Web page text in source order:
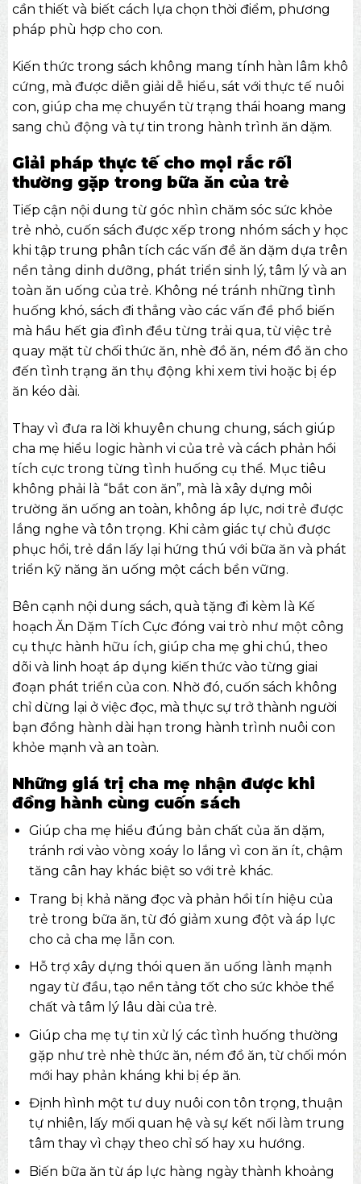
cần thiết và biết cách lựa chọn thời điểm, phương
pháp phù hợp cho con.
Kiến thức trong sách không mang tính hàn lâm khô
cứng, mà được diễn giải dễ hiểu, sát với thực tế nuôi
con, giúp cha mẹ chuyển từ trạng thái hoang mang
sang chủ động và tự tin trong hành trình ăn dặm.
Giải pháp thực tế cho mọi rắc rối
thường gặp trong bữa ăn của trẻ
Tiếp cận nội dung từ góc nhìn chăm sóc sức khỏe
trẻ nhỏ, cuốn sách được xếp trong nhóm sách y học
khi tập trung phân tích các vấn đề ăn dặm dựa trên
nền tảng dinh dưỡng, phát triển sinh lý, tâm lý và an
toàn ăn uống của trẻ. Không né tránh những tình
huống khó, sách đi thẳng vào các vấn đề phổ biến
mà hầu hết gia đình đều từng trải qua, từ việc trẻ
quay mặt từ chối thức ăn, nhè đồ ăn, ném đồ ăn cho
đến tình trạng ăn thụ động khi xem tivi hoặc bị ép
ăn kéo dài.
Thay vì đưa ra lời khuyên chung chung, sách giúp
cha mẹ hiểu logic hành vi của trẻ và cách phản hồi
tích cực trong từng tình huống cụ thể. Mục tiêu
không phải là “bắt con ăn”, mà là xây dựng môi
trường ăn uống an toàn, không áp lực, nơi trẻ được
lắng nghe và tôn trọng. Khi cảm giác tự chủ được
phục hồi, trẻ dần lấy lại hứng thú với bữa ăn và phát
triển kỹ năng ăn uống một cách bền vững.
Bên cạnh nội dung sách, quà tặng đi kèm là Kế
hoạch Ăn Dặm Tích Cực đóng vai trò như một công
cụ thực hành hữu ích, giúp cha mẹ ghi chú, theo
dõi và linh hoạt áp dụng kiến thức vào từng giai
đoạn phát triển của con. Nhờ đó, cuốn sách không
chỉ dừng lại ở việc đọc, mà thực sự trở thành người
bạn đồng hành dài hạn trong hành trình nuôi con
khỏe mạnh và an toàn.
Những giá trị cha mẹ nhận được khi
đồng hành cùng cuốn sách
Giúp cha mẹ hiểu đúng bản chất của ăn dặm,
tránh rơi vào vòng xoáy lo lắng vì con ăn ít, chậm
tăng cân hay khác biệt so với trẻ khác.
Trang bị khả năng đọc và phản hồi tín hiệu của
trẻ trong bữa ăn, từ đó giảm xung đột và áp lực
cho cả cha mẹ lẫn con.
Hỗ trợ xây dựng thói quen ăn uống lành mạnh
ngay từ đầu, tạo nền tảng tốt cho sức khỏe thể
chất và tâm lý lâu dài của trẻ.
Giúp cha mẹ tự tin xử lý các tình huống thường
gặp như trẻ nhè thức ăn, ném đồ ăn, từ chối món
mới hay phản kháng khi bị ép ăn.
Định hình một tư duy nuôi con tôn trọng, thuận
tự nhiên, lấy mối quan hệ và sự kết nối làm trung
tâm thay vì chạy theo chỉ số hay xu hướng.
Biến bữa ăn từ áp lực hàng ngày thành khoảng